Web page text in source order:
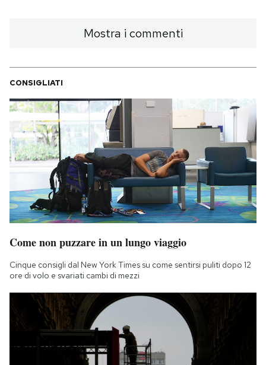
Mostra i commenti
CONSIGLIATI
Come non puzzare in un lungo viaggio
Cinque consigli dal New York Times su come sentirsi puliti dopo 12
ore di volo e svariati cambi di mezzi